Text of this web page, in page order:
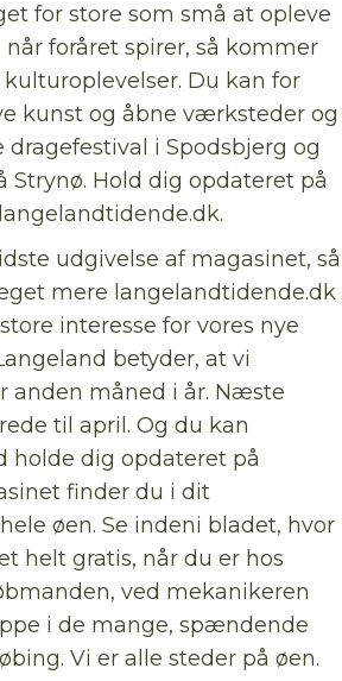
for store som små at opleve
når foråret spirer, så kommer
Du kan for
kunst og åbne værksteder og
i Spodsbjerg og
Strynø. Hold dig opdateret på
udgivelse af magasinet, så
mere langelandtidende.dk
interesse for vores nye
betyder, at vi
anden måned i år. Næste
til april. Og du kan
holde dig opdateret på
finder du i dit
øen. Se indeni bladet, hvor
helt gratis, når du er hos
ved mekanikeren
i de mange, spændende
Vi er alle steder på øen.